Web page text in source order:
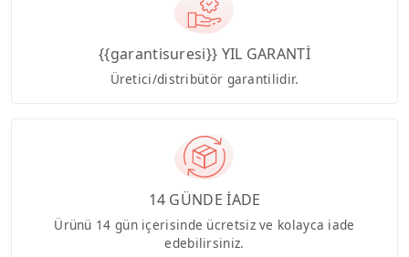
{{garantisuresi}} YIL GARANTİ
Üretici/distribütör garantilidir.
14 GÜNDE İADE
Ürünü 14 gün içerisinde ücretsiz ve kolayca iade
edebilirsiniz.